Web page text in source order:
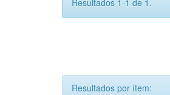
Resultados 1-1 de 1.
Resultados por ítem: